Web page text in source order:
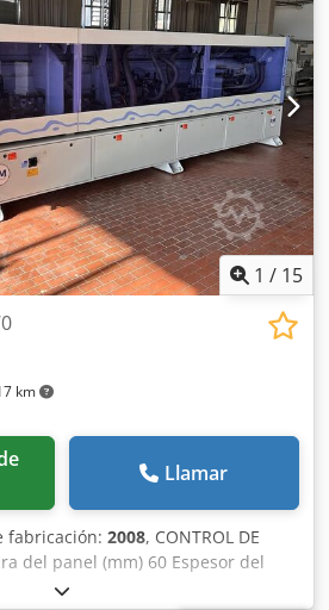
1 / 15
km
Llamar
fabricación: 2008, CONTROL DE
del panel (mm) 60 Espesor del
3 Espesor del canto de madera